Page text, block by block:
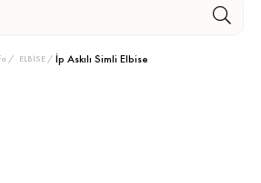
ELBİSE İp Askılı Simli Elbise